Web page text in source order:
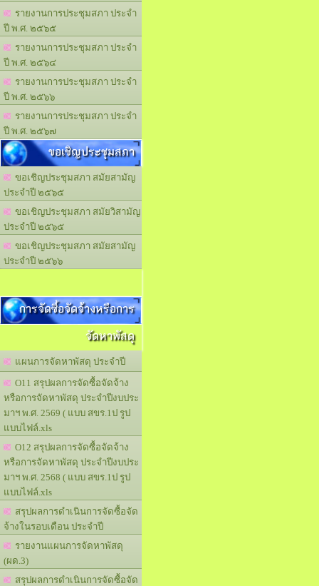
รายงานการประชุมสภา ประจำ
ปี พ.ศ. ๒๕๖๕
รายงานการประชุมสภา ประจำ
ปี พ.ศ. ๒๕๖๔
รายงานการประชุมสภา ประจำ
ปี พ.ศ. ๒๕๖๖
รายงานการประชุมสภา ประจำ
ปี พ.ศ. ๒๕๖๗
ขอเชิญประชุมสภา
ขอเชิญประชุมสภา สมัยสามัญ
ประจำปี ๒๕๖๕
ขอเชิญประชุมสภา สมัยวิสามัญ
ประจำปี ๒๕๖๕
ขอเชิญประชุมสภา สมัยสามัญ
ประจำปี ๒๕๖๖
การจัดซื้อจัดจ้างหรือการ
จัดหาพัสดุ
แผนการจัดหาพัสดุ ประจำปี
O11 สรุปผลการจัดซื้อจัดจ้าง
หรือการจัดหาพัสดุ ประจำปีงบประ
มาฯ พ.ศ. 2569 ( แบบ สขร.1ป รูป
แบบไฟล์.xls
O12 สรุปผลการจัดซื้อจัดจ้าง
หรือการจัดหาพัสดุ ประจำปีงบประ
มาฯ พ.ศ. 2568 ( แบบ สขร.1ป รูป
แบบไฟล์.xls
สรุปผลการดำเนินการจัดซื้อจัด
จ้างในรอบเดือน ประจำปี
รายงานแผนการจัดหาพัสดุ
(ผด.3)
สรุปผลการดำเนินการจัดซื้อจัด